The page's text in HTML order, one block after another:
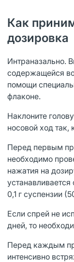
Как
дозировка
Интраназально.
содержащейся
помощи
флаконе.
Наклоните
носовой ход
Перед первым
необходимо
нажатия на
0,1 г суспензии
Если спрей не
дней, то
Перед каждым
интенсивно